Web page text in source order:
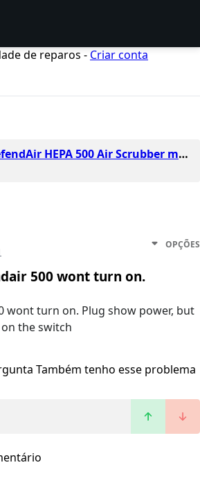
de reparos - Criar conta
Dri-Eaz DefendAir HEPA 500 Air Scrubber model F284 (2012)
OPÇÕES
500 wont turn on.
wont turn on. Plug show power, but
the switch
Também tenho esse problema